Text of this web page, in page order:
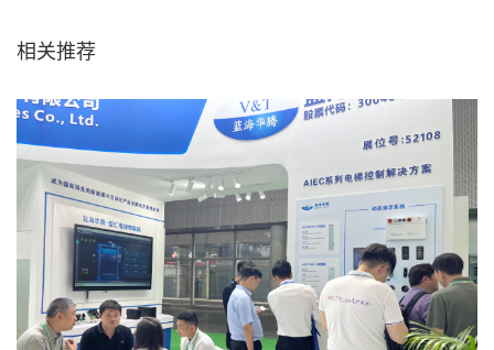
相关推荐